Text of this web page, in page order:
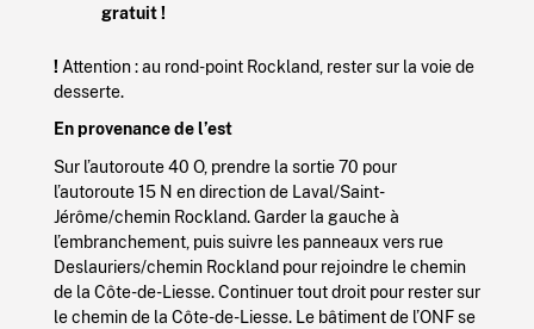
gratuit !
! Attention : au rond-point Rockland, rester sur la voie de
desserte.
En provenance de l’est
Sur l’autoroute 40 O, prendre la sortie 70 pour
l’autoroute 15 N en direction de Laval/Saint-
Jérôme/chemin Rockland. Garder la gauche à
l’embranchement, puis suivre les panneaux vers rue
Deslauriers/chemin Rockland pour rejoindre le chemin
de la Côte-de-Liesse. Continuer tout droit pour rester sur
le chemin de la Côte-de-Liesse. Le bâtiment de l’ONF se